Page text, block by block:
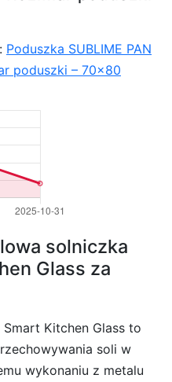
Poduszka SUBLIME PAN
poduszki – 70×80
solniczka
Glass za
Kitchen Glass to
soli w
wykonaniu z metalu